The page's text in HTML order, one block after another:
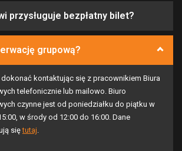
przysługuje bezpłatny bilet?
grupową?
kontaktując się z pracownikiem Biura
telefonicznie lub mailowo. Biuro
czynne jest od poniedziałku do piątku w
w środy od 12:00 do 16:00. Dane
siętutaj.